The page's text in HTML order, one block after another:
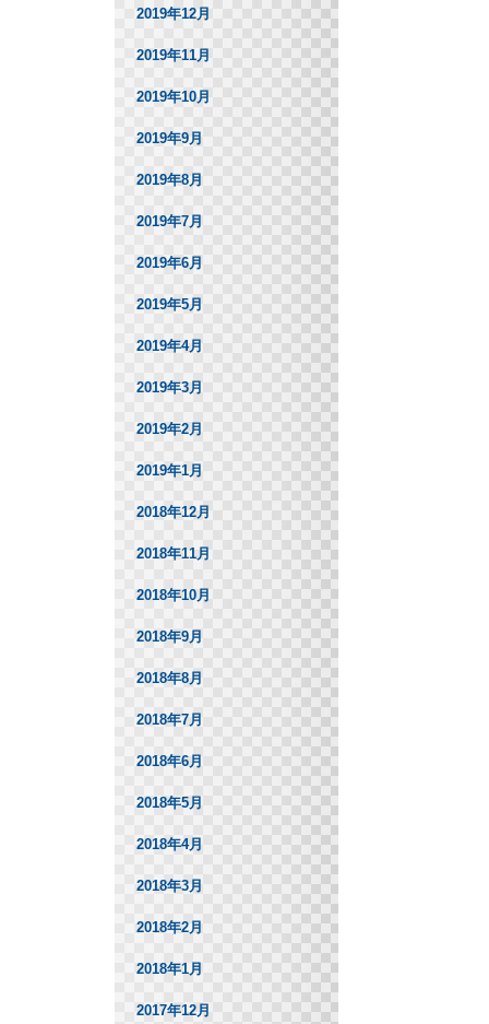
2019年12月
2019年11月
2019年10月
2019年9月
2019年8月
2019年7月
2019年6月
2019年5月
2019年4月
2019年3月
2019年2月
2019年1月
2018年12月
2018年11月
2018年10月
2018年9月
2018年8月
2018年7月
2018年6月
2018年5月
2018年4月
2018年3月
2018年2月
2018年1月
2017年12月